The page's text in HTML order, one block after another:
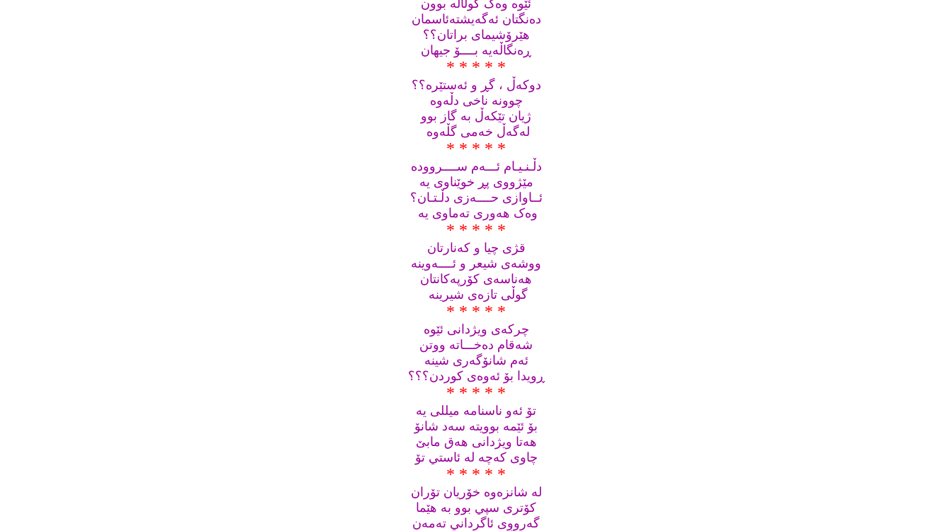
ئێوه‌ وه‌ک گوڵاڵه‌ بوون
ده‌نگتان ئه‌گه‌یشته‌ئاسمان
هێرۆشیمای براتان؟؟
ڕه‌نگاڵه‌یه‌ بــــۆ جیهان
* * * * *
دوکه‌ڵ ، گڕ و ئه‌ستێره‌؟؟
چوونه‌ ناخی دڵه‌وه
ژیان تێکه‌ڵ به‌ گاز بوو
له‌گه‌ڵ خه‌می گڵه‌وه ‌
* * * * *
دڵـنـیـام ئـــه‌م ســــرووده
مێژووی پڕ خوێناوی یه
ئــاوازی حــــه‌زی دڵـتـان؟
وه‌ک هه‌وری ته‌ماوی یه ‌
* * * * *
قژی چیا و که‌نارتان
ووشه‌ی شیعر و ئــــه‌وینه
هه‌ناسه‌ی کۆرپه‌کانتان
گوڵی تازه‌ی شیرینه ‌
* * * * *
چرکه‌ی ویژدانی ئێوه
شه‌قام ده‌خـــاته‌ ووتن
ئه‌م شانۆگه‌ری شینه‌
ڕویدا بۆ ئه‌وه‌ی کوردن؟؟؟
* * * * *
تۆ ئه‌و‌ ناسنامه‌ میللی یه‌
بۆ ئێمه‌ بوویته‌ سه‌د شانۆ
هه‌تا ویژدانی هه‌ق مابێ
چاوی که‌چه‌ له‌ ئاستي تۆ
* * * * *
له‌ شانزه‌وه‌ خۆریان تۆران
کۆتری سپي بوو به‌ هێما
گه‌رووی ئاگرداني ته‌مه‌ن